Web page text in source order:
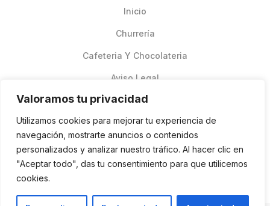
Valoramos tu privacidad
Utilizamos cookies para mejorar tu experiencia de
navegación, mostrarte anuncios o contenidos
personalizados y analizar nuestro tráfico. Al hacer clic en
"Aceptar todo", das tu consentimiento para que utilicemos
cookies.
Inicio
Churrería
Cafeteria Y Chocolateria
Aviso Legal
Pedidos Online Glovo
Contacto